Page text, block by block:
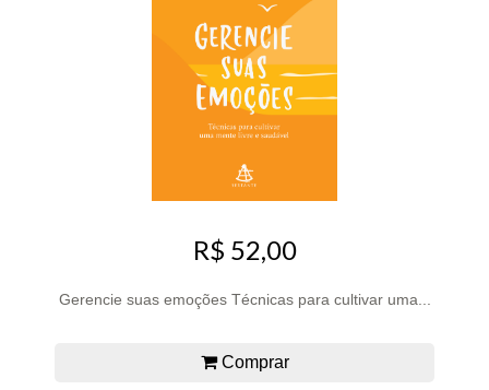
R$ 52,00
Gerencie suas emoções Técnicas para cultivar uma...
Comprar